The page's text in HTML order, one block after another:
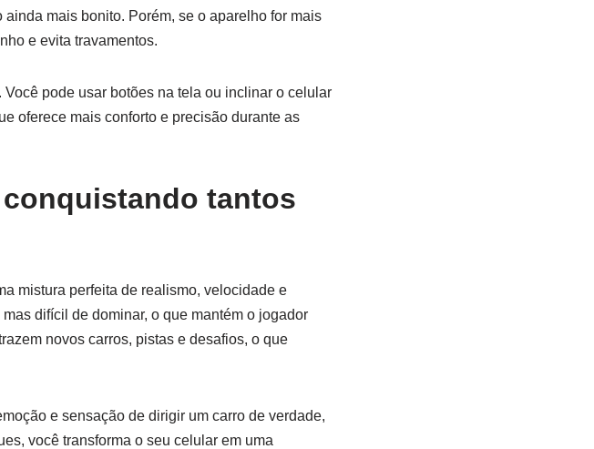
mais bonito. Porém, se o aparelho for mais
e evita travamentos.
pode usar botões na tela ou inclinar o celular
oferece mais conforto e precisão durante as
tantos
mistura perfeita de realismo, velocidade e
difícil de dominar, o que mantém o jogador
novos carros, pistas e desafios, o que
e sensação de dirigir um carro de verdade,
você transforma o seu celular em uma